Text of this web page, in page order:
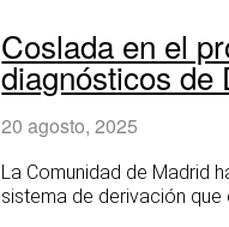
Coslada en el
diagnósticos de
20 agosto, 2025
La Comunidad de Madrid
sistema de derivación